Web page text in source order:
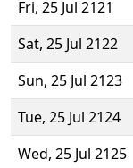
Fri, 25 Jul 2121
Sat, 25 Jul 2122
Sun, 25 Jul 2123
Tue, 25 Jul 2124
Wed, 25 Jul 2125